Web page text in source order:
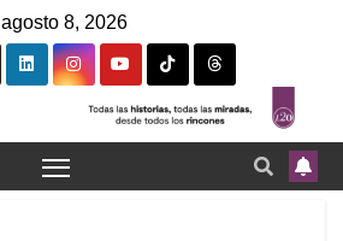
agosto 8, 2026